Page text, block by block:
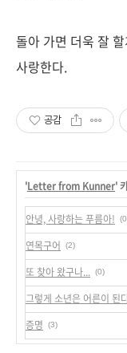
돌아 가면 더욱 잘
사랑한다.
공감
'Letter from Kunner'
안녕, 사랑하는 푸름아!
연목구어 (2)
또 찾아 왔구나... (0)
그렇게 소년은 어른이 된
증명 (3)